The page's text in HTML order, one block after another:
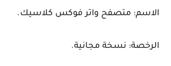
الاسم: متصفح واتر فوكس كلاسيك.
الرخصة: نسخة مجانية.